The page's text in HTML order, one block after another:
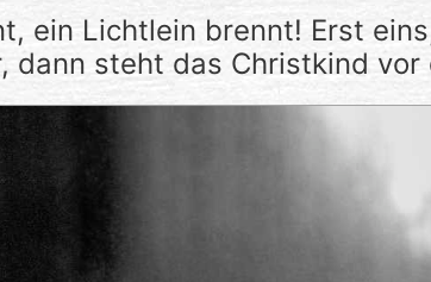
ein Lichtlein brennt! Erst
dann steht das Christkind vor